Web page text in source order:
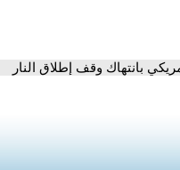
بانتهاك وقف إطلاق النار